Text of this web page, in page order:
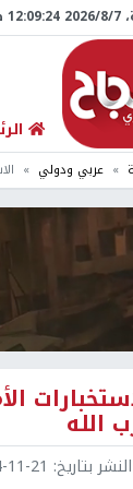
عربي ودولي
الله
بتاريخ: 21 10:25